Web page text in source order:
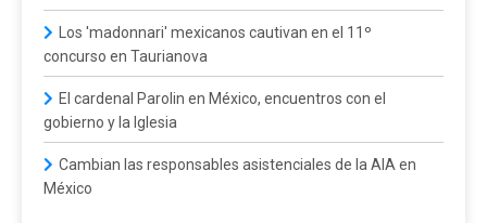
Los 'madonnari' mexicanos cautivan en el 11º
concurso en Taurianova
El cardenal Parolin en México, encuentros con el
gobierno y la Iglesia
Cambian las responsables asistenciales de la AIA en
México